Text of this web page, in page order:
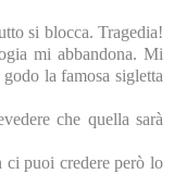
si blocca. Tragedia!
mi abbandona. Mi
la famosa sigletta
che quella sarà
ci puoi credere però lo